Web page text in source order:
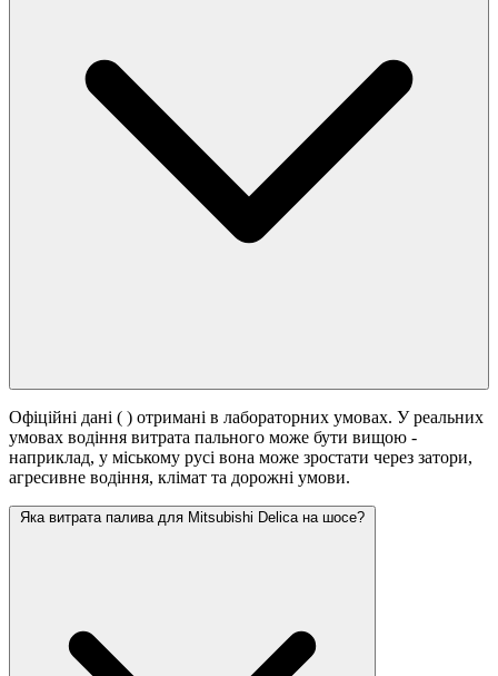
Офіційні дані ( ) отримані в лабораторних умовах. У реальних
умовах водіння витрата пального може бути вищою -
наприклад, у міському русі вона може зростати через затори,
агресивне водіння, клімат та дорожні умови.
Яка витрата палива для Mitsubishi Delica на шосе?